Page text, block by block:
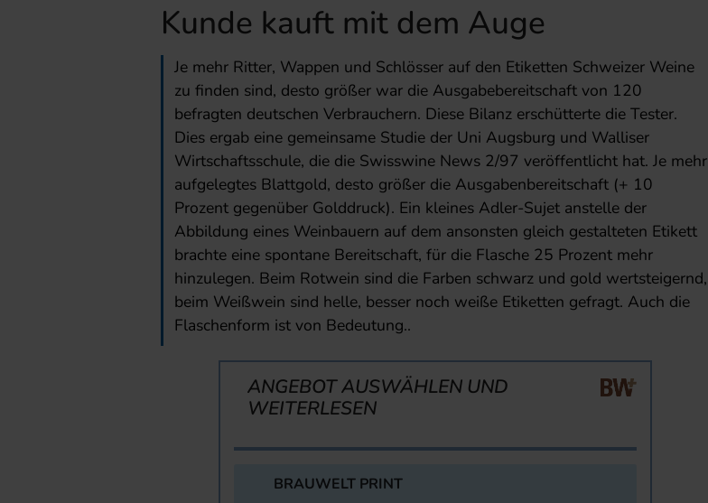
Kunde kauft mit dem Auge
Je mehr Ritter, Wappen und Schlösser auf den Etiketten Schweizer Weine
zu finden sind, desto größer war die Ausgabebereitschaft von 120
befragten deutschen Verbrauchern. Diese Bilanz erschütterte die Tester.
Dies ergab eine gemeinsame Studie der Uni Augsburg und Walliser
Wirtschaftsschule, die die Swisswine News 2/97 veröffentlicht hat. Je mehr
aufgelegtes Blattgold, desto größer die Ausgabenbereitschaft (+ 10
Prozent gegenüber Golddruck). Ein kleines Adler-Sujet anstelle der
Abbildung eines Weinbauern auf dem ansonsten gleich gestalteten Etikett
brachte eine spontane Bereitschaft, für die Flasche 25 Prozent mehr
hinzulegen. Beim Rotwein sind die Farben schwarz und gold wertsteigernd,
beim Weißwein sind helle, besser noch weiße Etiketten gefragt. Auch die
Flaschenform ist von Bedeutung..
ANGEBOT AUSWÄHLEN UND
WEITERLESEN
BRAUWELT PRINT